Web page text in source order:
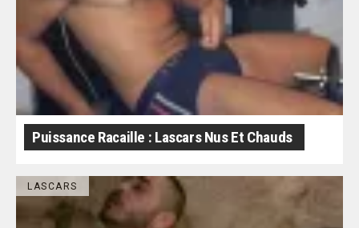
Puissance Racaille : Lascars Nus Et Chauds
LASCARS